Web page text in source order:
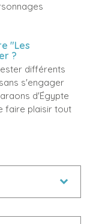
"Les
?
différents
s'engager
d'Égypte
faire plaisir tout